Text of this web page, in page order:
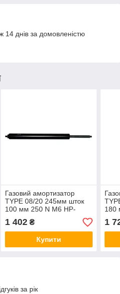
днів за домовленістю
Газовий амортизатор
TYPE 08/20 245мм шток
100 мм 250 N М6 HP-
trailer 11009666 (210021)
1 402₴
Купити
180
1
за рік